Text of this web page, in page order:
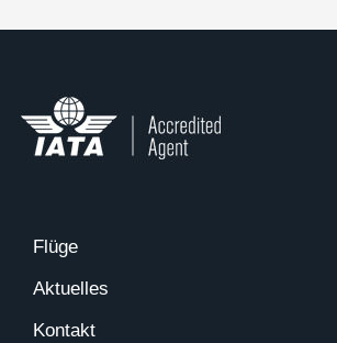
Flüge
Aktuelles
Kontakt